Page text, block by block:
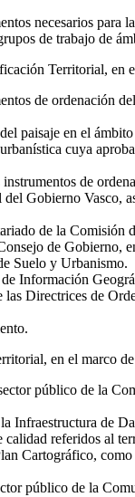
necesarios
de trabajo de
Territorial, en
de ordenación
paisaje en el
cuya
instrumentos de
Gobierno Vasco,
de la
de Gobierno,
Suelo y Urbanismo.
Información
las Directrices de
en el marco
público de la
Infraestructura de
referidos al
Cartográfico,
público de la